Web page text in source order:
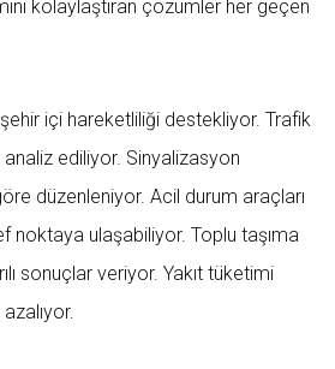
kolaylaştıran çözümler her geçen
şehir içi hareketliliği destekliyor. Trafik
ediliyor. Sinyalizasyon
düzenleniyor. Acil durum araçları
noktaya ulaşabiliyor. Toplu taşıma
sonuçlar veriyor. Yakıt tüketimi